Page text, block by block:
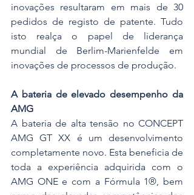
inovações resultaram em mais de 30
pedidos de registo de patente. Tudo
isto realça o papel de liderança
mundial de Berlim-Marienfelde em
inovações de processos de produção.
A bateria de elevado desempenho da
AMG
A bateria de alta tensão no CONCEPT
AMG GT XX é um desenvolvimento
completamente novo. Esta beneficia de
toda a experiência adquirida com o
AMG ONE e com a Fórmula 1®, bem